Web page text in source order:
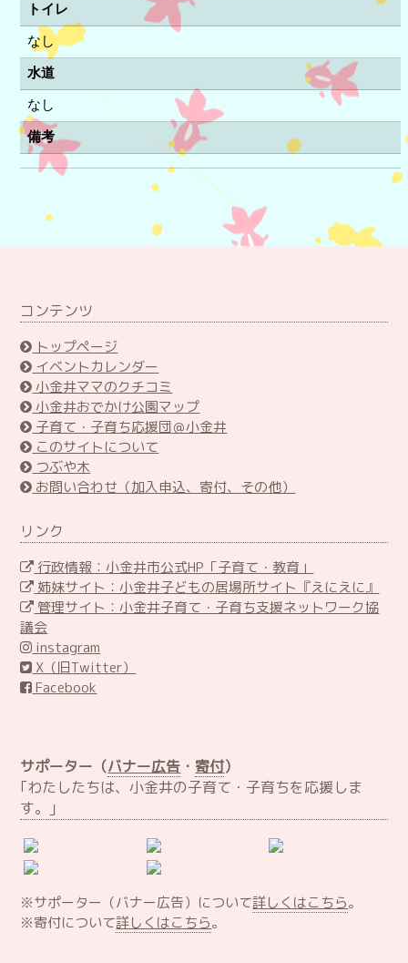
トイレ
なし
水道
なし
備考
コンテンツ
トップページ
イベントカレンダー
小金井ママのクチコミ
小金井おでかけ公園マップ
子育て・子育ち応援団＠小金井
このサイトについて
つぶや木
お問い合わせ（加入申込、寄付、その他）
リンク
行政情報：小金井市公式HP「子育て・教育」
姉妹サイト：小金井子どもの居場所サイト『えにえに』
管理サイト：小金井子育て・子育ち支援ネットワーク協
議会
instagram
X（旧Twitter）
Facebook
サポーター（バナー広告 ・ 寄付）
｢わたしたちは、小金井の子育て・子育ちを応援しま
す。｣
※サポーター（バナー広告）について詳しくはこちら。
※寄付について詳しくはこちら。